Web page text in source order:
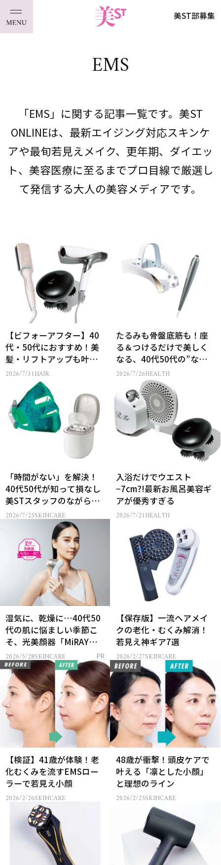
美ST部募集
EMS
「EMS」に関する記事一覧です。美ST
ONLINEは、最新エイジング対応スキンケ
アや最旬若見えメイク、更年期、ダイエッ
ト、美容医療に至るまでプロ目線で厳選し
て発信する大人の美容メディアです。
【ビフォーアフター】40
代・50代におすすめ！美
髪・リフトアップも叶う
最新ヘアケア家電3選
2026/7/31HAIR
たるみも骨盤底筋も！座
る＆つけるだけで美しく
なる、40代50代の”なが
ら美容家電”
2026/7/26HEALTH
「時間がない」を解決！
40代50代が知って損なし
美STスタッフのながら美
顔器術
2026/7/25SKINCARE
入浴だけでウエスト
−7cm?!最新お風呂美容ギ
アが優秀すぎる
2026/7/21HEALTH
湿気に、乾燥に…40代50
代の肌に悩ましい季節こ
そ、光美顔器「MiRAY
ONE」が頼りになる！
2026/5/28SKINCARE PR
【保存版】一流ヘアメイ
クの老化・むくみ解消！
若見え神ギア7選
2026/2/27SKINCARE
【検証】41歳が体験！老
化むくみを流すEMSロー
ラーで若見え小顔
2026/2/26SKINCARE
48歳が衝撃！頭皮ケアで
叶える「凛とした小顔」
と理想のライン
2026/2/25SKINCARE